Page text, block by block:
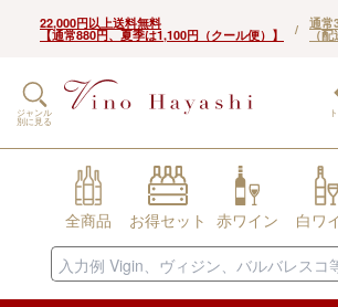
22,000円以上送料無料
【通常880円、夏季は1,100円（クール便）】 / 通常
（配
ジャンル
別に見る
全商品 お得セット 赤ワイン 白ワ